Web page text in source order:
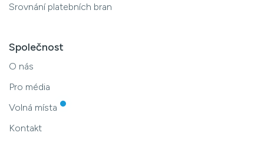
Srovnání platebních bran
Společnost
O nás
Pro média
Volná místa
Kontakt